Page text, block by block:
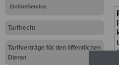
OnlineService
Tarifrecht
Tarifverträge für den öffentlichen
Dienst